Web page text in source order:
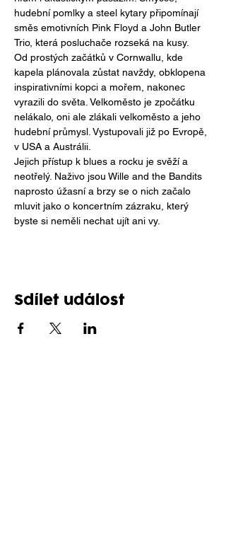
hudební pomlky a steel kytary připomínají
směs emotivních Pink Floyd a John Butler
Trio, která posluchače rozseká na kusy.
Od prostých začátků v Cornwallu, kde
kapela plánovala zůstat navždy, obklopena
inspirativními kopci a mořem, nakonec
vyrazili do světa. Velkoměsto je zpočátku
nelákalo, oni ale zlákali velkoměsto a jeho
hudební průmysl. Vystupovali již po Evropě,
v USA a Austrálii.
Jejich přístup k blues a rocku je svěží a
neotřelý. Naživo jsou Wille and the Bandits
naprosto úžasní a brzy se o nich začalo
mluvit jako o koncertním zázraku, který
byste si neměli nechat ujít ani vy.
Sdílet událost